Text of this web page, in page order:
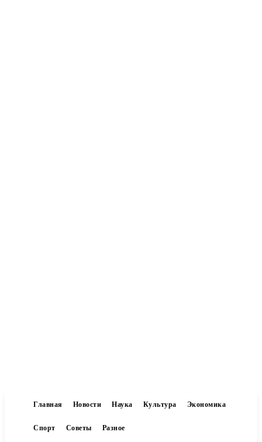
Главная Новости Наука Культура Экономика
Спорт Советы Разное